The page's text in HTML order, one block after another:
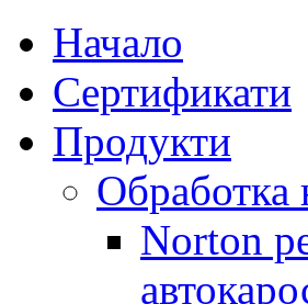
Начало
Сертификати
Продукти
Обработка
Norton